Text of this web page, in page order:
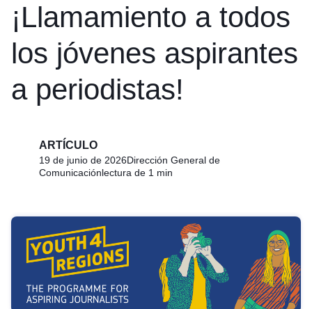
¡Llamamiento a todos
los jóvenes aspirantes
a periodistas!
ARTÍCULO
19 de junio de 2026Dirección General de
Comunicaciónlectura de 1 min